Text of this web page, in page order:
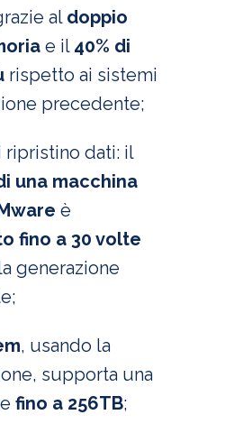
al doppio
e il 40% di
rispetto ai sistemi
precedente;
ripristino dati: il
una macchina
è
fino a 30 volte
generazione
, usando la
supporta una
fino a 256TB;